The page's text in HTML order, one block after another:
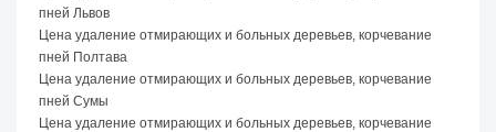
пней Львов
Цена удаление отмирающих и больных деревьев, корчевание
пней Полтава
Цена удаление отмирающих и больных деревьев, корчевание
пней Сумы
Цена удаление отмирающих и больных деревьев, корчевание